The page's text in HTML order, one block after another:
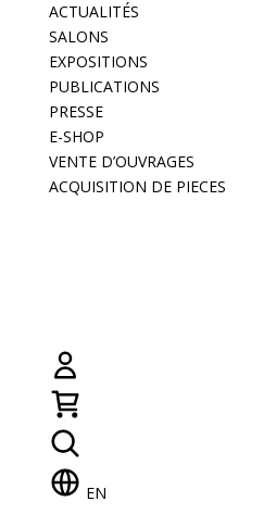
ACTUALITÉS
SALONS
EXPOSITIONS
PUBLICATIONS
PRESSE
E-SHOP
VENTE D’OUVRAGES
ACQUISITION DE PIECES
EN